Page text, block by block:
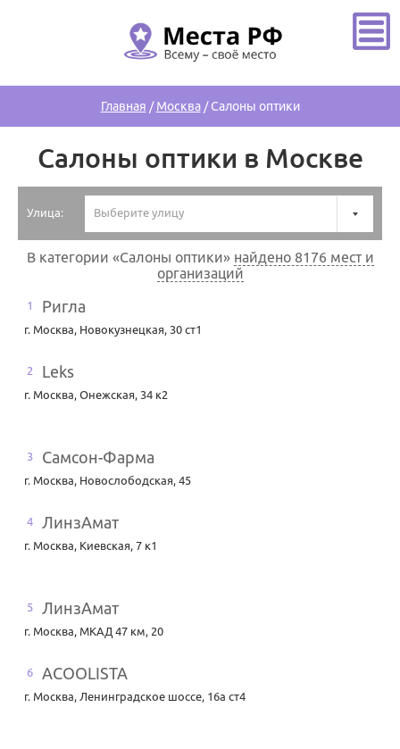
Главная /Москва/Салоны оптики
Салоны оптики в Москве
Улица: Выберите улицу
В категории «Салоны оптики» найдено 8176 мест и
организаций
1 Ригла
г. Москва, Новокузнецкая, 30 ст1
2 Leks
г. Москва, Онежская, 34 к2
3 Самсон-Фарма
г. Москва, Новослободская, 45
4 ЛинзАмат
г. Москва, Киевская, 7 к1
5 ЛинзАмат
г. Москва, МКАД 47 км, 20
6 ACOOLISTA
г. Москва, Ленинградское шоссе, 16а ст4